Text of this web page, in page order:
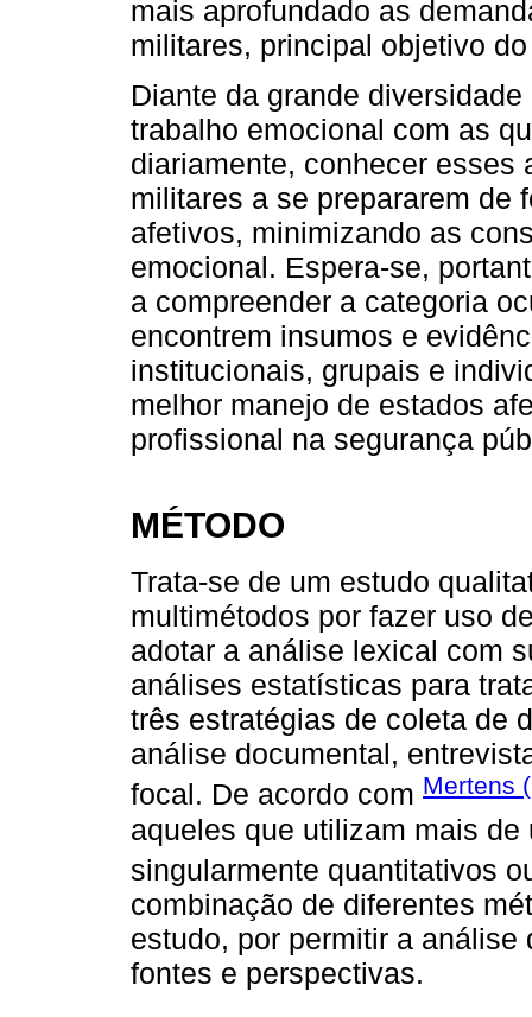
mais aprofundado as
militares, principal objetivo
Diante da grande
trabalho emocional com as
diariamente, conhecer esses
militares a se prepararem de
afetivos, minimizando as
emocional. Espera-se,
a compreender a categoria
encontrem insumos e
institucionais, grupais e
melhor manejo de estados
profissional na segurança
MÉTODO
Trata-se de um estudo
multimétodos por fazer uso
adotar a análise lexical com
análises estatísticas para
três estratégias de coleta de
análise documental,
focal. De acordo com Mertens
aqueles que utilizam mais
singularmente quantitativos
combinação de diferentes
estudo, por permitir a
fontes e perspectivas.